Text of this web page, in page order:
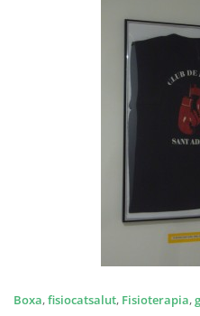
Boxa,fisiocatsalut, Fisioterapia,